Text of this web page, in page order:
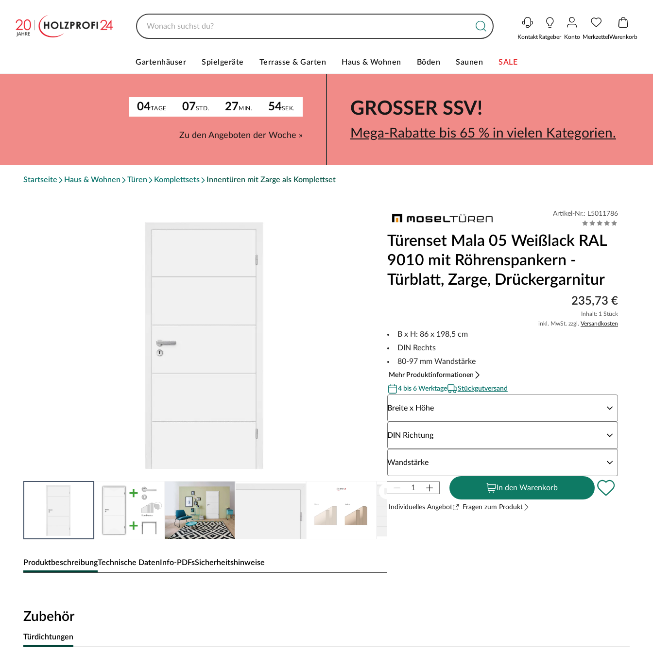
KontaktRatgeber Konto MerkzettelWarenkorb
Gartenhäuser Spielgeräte Terrasse & Garten Haus & Wohnen Böden Saunen SALE
04TAGE 07STD. 27MIN. 54SEK.
Zu den Angeboten der Woche »
GROSSER SSV!
Mega-Rabatte bis 65 % in vielen Kategorien.
Startseite Haus & Wohnen Türen Komplettsets Innentüren mit Zarge als Komplettset
ProduktbeschreibungTechnische DatenInfo-PDFsSicherheitshinweise
Geradlinig und modern präsentiert sich das Türmodel Mala. Die vier eingefrästen Querstreifen schaffen
Oberfläche - Weißlack
Artikel-Nr.: L5011786
Türenset Mala 05 Weißlack RAL
9010 mit Röhrenspankern -
Türblatt, Zarge, Drückergarnitur
235,73 €
Inhalt: 1 Stück
inkl. MwSt. zzgl. Versandkosten
B x H: 86 x 198,5 cm
DIN Rechts
80-97 mm Wandstärke
Mehr Produktinformationen
4 bis 6 Werktage
Stückgutversand
Breite x Höhe
DIN Richtung
Wandstärke
In den Warenkorb
Individuelles Angebot Fragen zum Produkt
Zubehör
Türdichtungen